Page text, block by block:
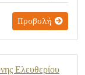
Προβολή
Ελευθερίου